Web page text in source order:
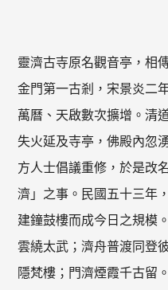
靈濟古寺原名觀音亭，相
金門第一古剎，宋景炎二
萬曆、天啟數次擴增。清
失火延及寺亭，佛殿內忽
方人士倡議重修，於是改
濟」之事。民國五十三年
建鐘鼓樓而成今日之規模
雲繞太武；濟舟普渡同登
隱梵樓；門濟煙霞千古留